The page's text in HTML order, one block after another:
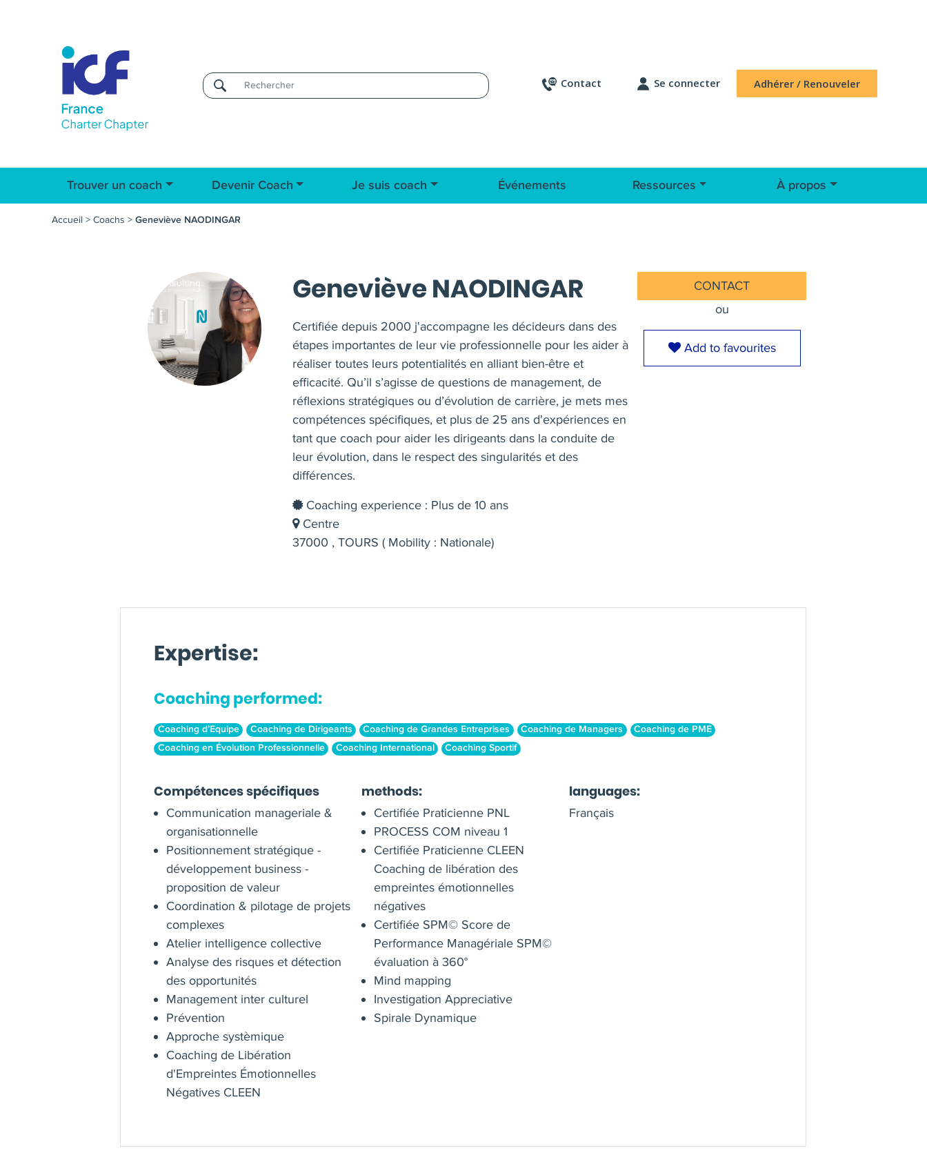
Username Contact Se connecter Adhérer / Renouveler
Trouver un coach Devenir Coach Je suis coach Événements Ressources À propos
Accueil > Coachs > Geneviève NAODINGAR
Geneviève NAODINGAR
Certifiée depuis 2000 j'accompagne les décideurs dans des
étapes importantes de leur vie professionnelle pour les aider à
réaliser toutes leurs potentialités en alliant bien-être et
efficacité. Qu’il s’agisse de questions de management, de
réflexions stratégiques ou d’évolution de carrière, je mets mes
compétences spécifiques, et plus de 25 ans d'expériences en
tant que coach pour aider les dirigeants dans la conduite de
leur évolution, dans le respect des singularités et des
différences.
Coaching experience : Plus de 10 ans
Centre
37000 , TOURS ( Mobility : Nationale)
CONTACT
ou
Add to favourites
Expertise:
Coaching performed:
Coaching d’Equipe Coaching de Dirigeants Coaching de Grandes Entreprises Coaching de Managers
Coaching de PME
Coaching en Évolution Professionnelle
Coaching International Coaching Sportif
Compétences spécifiques
Communication manageriale &
organisationnelle
Positionnement stratégique -
développement business -
proposition de valeur
Coordination & pilotage de projets
complexes
Atelier intelligence collective
Analyse des risques et détection
des opportunités
Management inter culturel
Prévention
Approche systèmique
Coaching de Libération
d'Empreintes Émotionnelles
Négatives CLEEN
methods:
Certifiée Praticienne PNL
PROCESS COM niveau 1
Certifiée Praticienne CLEEN
Coaching de libération des
empreintes émotionnelles
négatives
Certifiée SPM© Score de
Performance Managériale SPM©
évaluation à 360°
Mind mapping
Investigation Appreciative
Spirale Dynamique
languages:
Français